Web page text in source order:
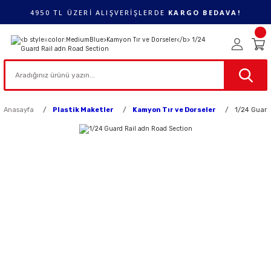
4950 TL ÜZERİ ALIŞVERİŞLERDE KARGO BEDAVA!
Anasayfa Plastik Maketler Kamyon Tır ve Dorseler 1/24